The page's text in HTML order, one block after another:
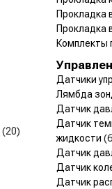
Прокладка
Прокладка
Комплекты
Датчики
Лямбда
Датчик
Датчик
жидкости
Датчик
Датчик
Датчик
(20)